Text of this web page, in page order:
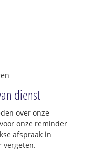
dienst
over onze
onze reminder
afspraak in
vergeten.